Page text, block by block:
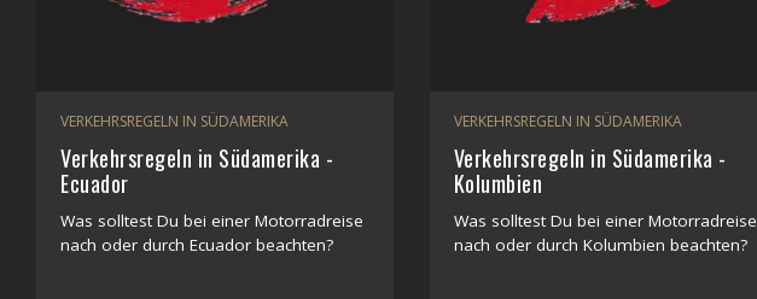
VERKEHRSREGELN IN SÜDAMERIKA
Verkehrsregeln in Südamerika -
Ecuador
Was solltest Du bei einer Motorradreise
nach oder durch Ecuador beachten?
VERKEHRSREGELN IN SÜDAMERIKA
Verkehrsregeln in Südamerika -
Kolumbien
Was solltest Du bei einer Motorradreise
nach oder durch Kolumbien beachten?